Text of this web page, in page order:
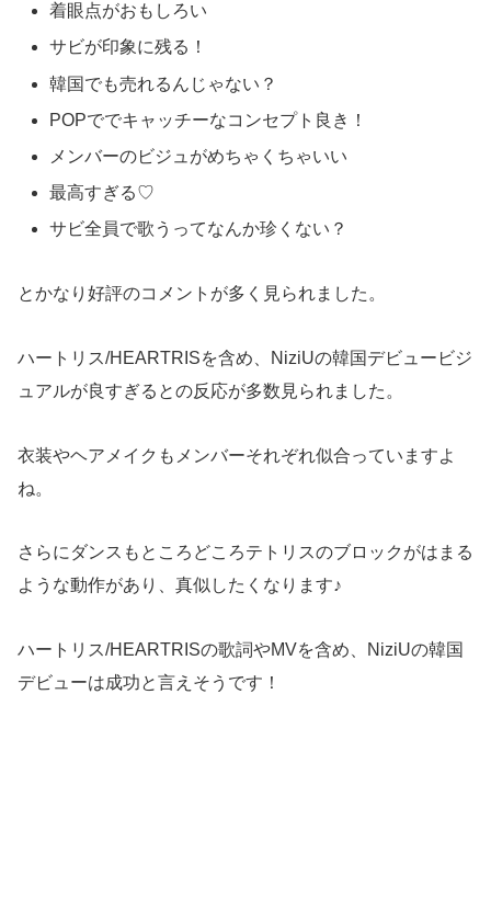
着眼点がおもしろい
サビが印象に残る！
韓国でも売れるんじゃない？
POPででキャッチーなコンセプト良き！
メンバーのビジュがめちゃくちゃいい
最高すぎる♡
サビ全員で歌うってなんか珍くない？
とかなり好評のコメントが多く見られました。
ハートリス/HEARTRISを含め、NiziUの韓国デビュービジ
ュアルが良すぎるとの反応が多数見られました。
衣装やヘアメイクもメンバーそれぞれ似合っていますよ
ね。
さらにダンスもところどころテトリスのブロックがはまる
ような動作があり、真似したくなります♪
ハートリス/HEARTRISの歌詞やMVを含め、NiziUの韓国
デビューは成功と言えそうです！